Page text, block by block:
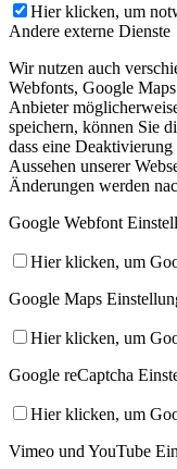
Hier klicken, um
Andere externe Dienste
Wir nutzen auch
Webfonts, Google
Anbieter
speichern, können Sie
dass eine
Aussehen unserer
Änderungen werden
Google Webfont
Hier klicken, um
Google Maps
Hier klicken, um
Google reCaptcha
Hier klicken, um
Vimeo und YouTube